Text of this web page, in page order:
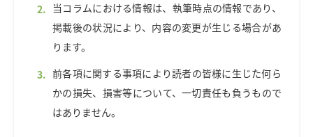
当コラムにおける情報は、執筆時点の情報であり、
掲載後の状況により、内容の変更が生じる場合があ
ります。
前各項に関する事項により読者の皆様に生じた何ら
かの損失、損害等について、一切責任も負うもので
はありません。